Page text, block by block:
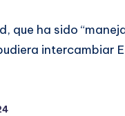
que ha sido
intercambiar